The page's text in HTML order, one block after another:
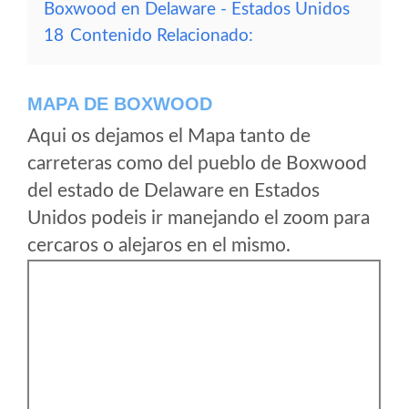
Boxwood en Delaware - Estados Unidos
18 Contenido Relacionado:
MAPA DE BOXWOOD
Aqui os dejamos el Mapa tanto de
carreteras como del pueblo de Boxwood
del estado de Delaware en Estados
Unidos podeis ir manejando el zoom para
cercaros o alejaros en el mismo.